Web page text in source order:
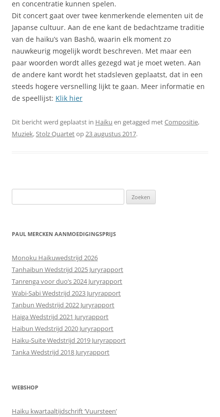
en concentratie kunnen spelen.
Dit concert gaat over twee kenmerkende elementen uit de
Japanse cultuur. Aan de ene kant de bedachtzame traditie
van de haiku’s van Bashō, waarin elk moment zo
nauwkeurig mogelijk wordt beschreven. Met maar een
paar woorden wordt alles gezegd wat je moet weten. Aan
de andere kant wordt het stadsleven geplaatst, dat in een
steeds hogere versnelling lijkt te gaan. Meer informatie en
de speellijst: Klik hier
Dit bericht werd geplaatst in Haiku en getagged metCompositie,
Muziek,Stolz Quartetop23 augustus 2017.
naar:
PAUL MERCKEN AANMOEDIGINGSPRIJS
Monoku Haikuwedstrijd 2026
Tanhaibun Wedstrijd 2025 Juryrapport
Tanrenga voor duo’s 2024 Juryrapport
Wabi-Sabi Wedstrijd 2023 Juryrapport
Tanbun Wedstrijd 2022 Juryrapport
Haiga Wedstrijd 2021 Juryrapport
Haibun Wedstrijd 2020 Juryrapport
Haiku-Suite Wedstrijd 2019 Juryrapport
Tanka Wedstrijd 2018 Juryrapport
WEBSHOP
Haiku kwartaaltijdschrift ‘Vuursteen’